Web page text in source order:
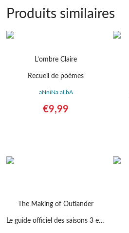
Produits similaires
L’ombre Claire
Recueil de poèmes
aNniNa aLbA
€9,99
The Making of Outlander
Le guide officiel des saisons 3 et 4